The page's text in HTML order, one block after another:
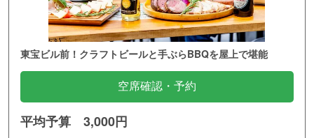
東宝ビル前！クラフトビールと手ぶらBBQを屋上で堪能
空席確認・予約
平均予算 3,000円